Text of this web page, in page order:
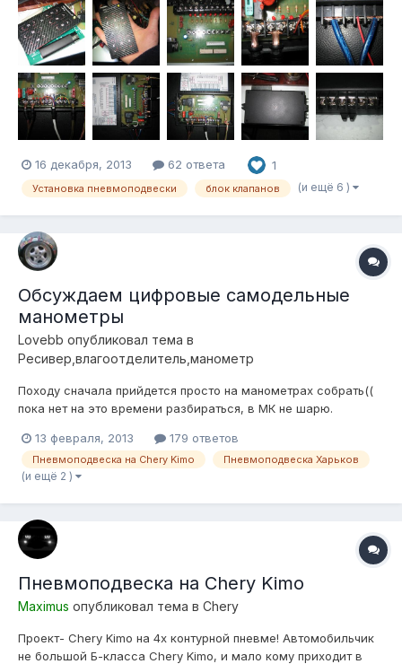
пневмоподвеской, и дистанционного, ручного, управления
пневмосистемой, так же предоставляет возможность
последующего дополнения системы, «умной» электронико...
16 декабря, 2013 62 ответа 1
Установка пневмоподвески блок клапанов (и ещё 6 )
Обсуждаем цифровые самодельные
манометры
Lovebb опубликовал тема в
Ресивер,влагоотделитель,манометр
Походу сначала прийдется просто на манометрах собрать((
пока нет на это времени разбираться, в МК не шарю.
13 февраля, 2013
179 ответов
Пневмоподвеска на Chery Kimo Пневмоподвеска Харьков
(и ещё 2 )
Пневмоподвеска на Chery Kimo
Maximus опубликовал тема в Chery
Проект- Chery Kimo на 4х контурной пневме! Автомобильчик
не большой Б-класса Chery Kimo, и мало кому приходит в